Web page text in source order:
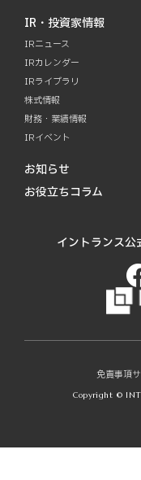
IR・投資家情報
IRニュース
IRカレンダー
IRライブラリ
株式情報
財務・業績情報
IRイベント
お知らせ
お役立ちコラム
イントランス公
免責事項
Copyright ©